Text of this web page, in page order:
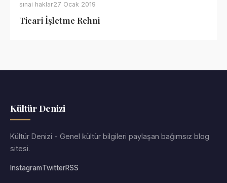
sınai haklar27 Ocak 2019
Ticari İşletme Rehni
Kültür Denizi
Kültür Denizi - Genel kültür bilgileri paylaşan bağımsız blog
sitesi.
InstagramTwitterRSS